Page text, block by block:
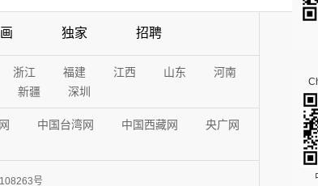
独家 招聘
浙江 福建 江西 山东
河南
新疆 深圳
中国台湾网 中国西藏网
央广网
号